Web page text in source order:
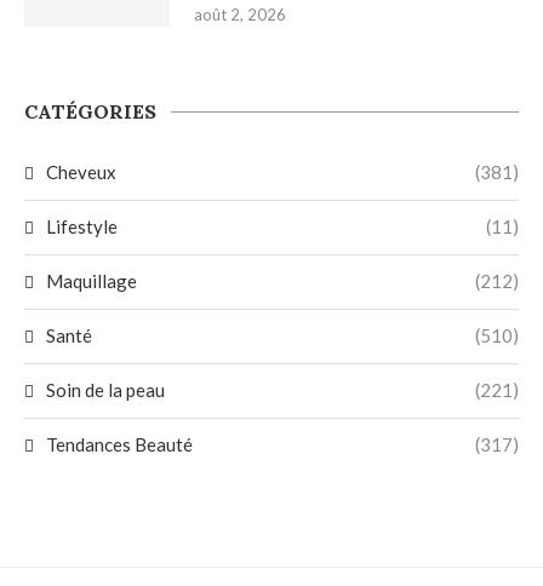
août 2, 2026
CATÉGORIES
Cheveux (381)
Lifestyle (11)
Maquillage (212)
Santé (510)
Soin de la peau (221)
Tendances Beauté (317)